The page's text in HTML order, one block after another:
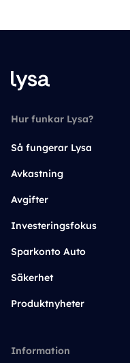
Hur funkar Lysa?
Så fungerar Lysa
Avkastning
Avgifter
Investeringsfokus
Sparkonto Auto
Säkerhet
Produktnyheter
Information